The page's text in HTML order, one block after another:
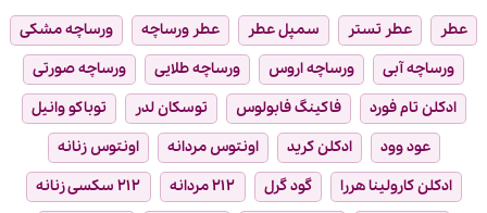
عطر عطر تستر سمپل عطر عطر ورساچه
ورساچه مشکی
ورساچه آبی
ورساچه اروس ورساچه طلایی
ورساچه صورتی
ادکلن تام فورد
فاکینگ فابولوس توسکان لدر
توباکو وانیل
عود وود
ادکلن کرید اونتوس مردانه
اونتوس زنانه
ادکلن کارولینا هررا
گود گرل ۲۱۲ مردانه
۲۱۲ سکسی زنانه